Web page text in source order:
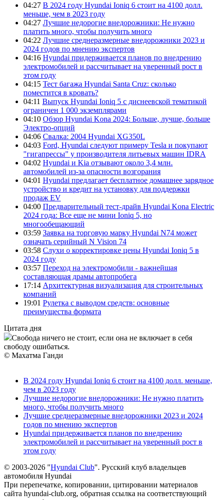
04:27 В 2024 году Hyundai Ioniq 6 стоит на 4100 долл.
меньше, чем в 2023 году
04:27 Лучшие недорогие внедорожники: Не нужно
платить много, чтобы получить много
04:22 Лучшие среднеразмерные внедорожники 2023 и
2024 годов по мнению экспертов
04:16 Hyundai придерживается планов по внедрению
электромобилей и рассчитывает на уверенный рост в
этом году
04:15 Тест багажа Hyundai Santa Cruz: сколько
поместится в кровать?
04:11 Выпуск Hyundai Ioniq 5 с диснеевской тематикой
ограничен 1 000 экземплярами
04:10 Обзор Hyundai Kona 2024: Больше, лучше, больше
Электро-опций
04:06 Свалка: 2004 Hyundai XG350L
04:03 Ford, Hyundai следуют примеру Tesla и покупают
"гигапрессы" у производителя литьевых машин IDRA
04:02 Hyundai и Kia отзывают около 3,4 млн.
автомобилей из-за опасности возгорания
04:01 Hyundai предлагает бесплатное домашнее зарядное
устройство и кредит на установку для поддержки
продаж EV
04:00 Предварительный тест-драйв Hyundai Kona Electric
2024 года: Все еще не мини Ioniq 5, но
многообещающий
03:59 Заявка на торговую марку Hyundai N74 может
означать серийный N Vision 74
03:58 Слухи о корректировке цены Hyundai Ioniq 5 в
2024 году
03:57 Переход на электромобили - важнейшая
составляющая драмы автопробега
17:14 Архитектурная визуализация для строительных
компаний
19:01 Рулетка с выводом средств: основные
преимущества формата
Цитата дня
Свобода ничего не стоит, если она не включает в себя
свободу ошибаться.
© Махатма Ганди
В 2024 году Hyundai Ioniq 6 стоит на 4100 долл. меньше,
чем в 2023 году
Лучшие недорогие внедорожники: Не нужно платить
много, чтобы получить много
Лучшие среднеразмерные внедорожники 2023 и 2024
годов по мнению экспертов
Hyundai придерживается планов по внедрению
электромобилей и рассчитывает на уверенный рост в
этом году
© 2003-2026 "Hyundai Club". Русский клуб владельцев
автомобиля Hyundai
При перепечатке, копировании, цитировании материалов
сайта hyundai-club.org, обратная ссылка на соответствующий